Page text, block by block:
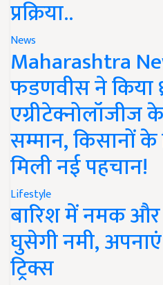
प्रक्रिया..
News
Maharashtra
फडणवीस ने किया
एग्रीटेक्नोलॉजीज
सम्मान, किसानों
मिली नई पहचान!
Lifestyle
बारिश में नमक
घुसेगी नमी,
ट्रिक्स